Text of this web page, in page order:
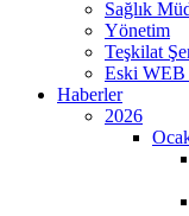
Sağlık
Yönetim
Teşkilat
Eski WEB
Haberler
2026